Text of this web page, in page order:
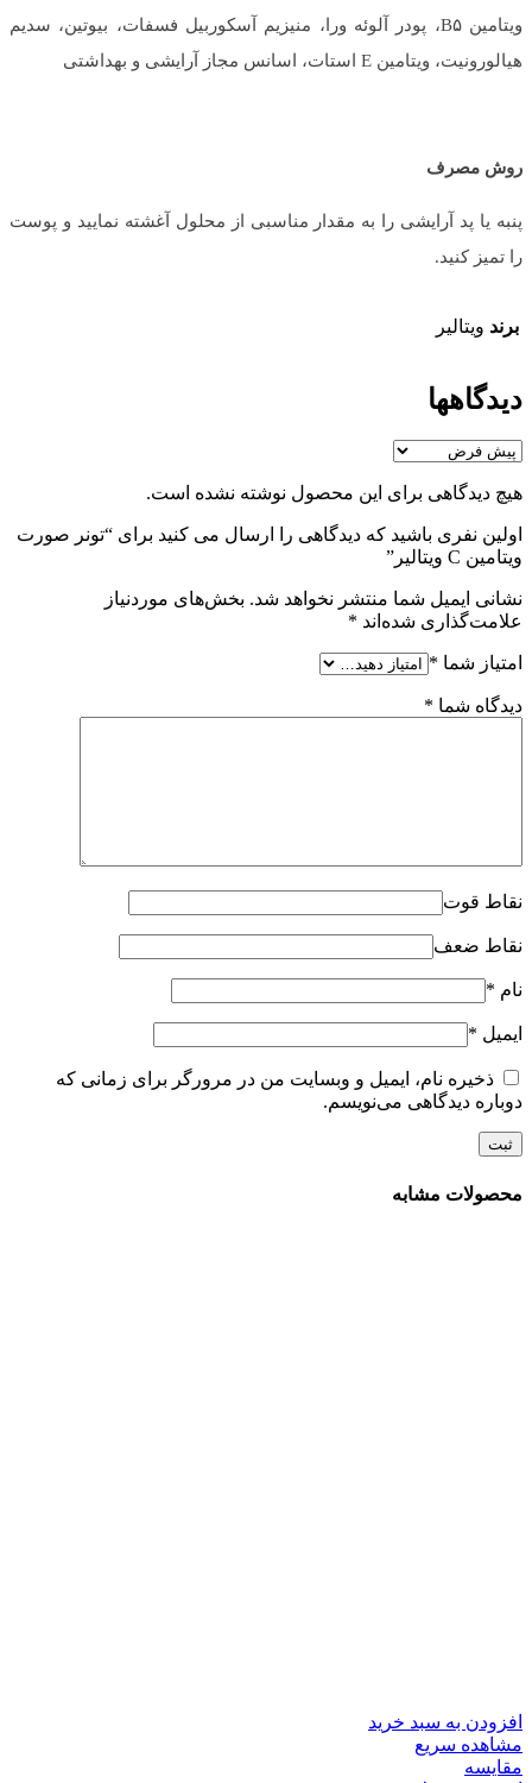
ویتامین B۵، پودر آلوئه ورا، منیزیم آسکوربیل فسفات، بیوتین، سدیم
هیالورونیت، ویتامین E استات، اسانس مجاز آرایشی و بهداشتی
روش مصرف
پنبه یا پد آرایشی را به مقدار مناسبی از محلول آغشته نمایید و پوست
را تمیز کنید.
برند ویتالیر
دیدگاهها
هیچ دیدگاهی برای این محصول نوشته نشده است.
اولین نفری باشید که دیدگاهی را ارسال می کنید برای “تونر صورت
ویتامین C ویتالیر”
نشانی ایمیل شما منتشر نخواهد شد. بخش‌های موردنیاز
علامت‌گذاری شده‌اند *
امتیاز شما *
دیدگاه شما *
نقاط قوت
نقاط ضعف
نام *
ایمیل *
ذخیره نام، ایمیل و وبسایت من در مرورگر برای زمانی که
دوباره دیدگاهی می‌نویسم.
محصولات مشابه
افزودن به سبد خرید
مشاهده سریع
مقایسه